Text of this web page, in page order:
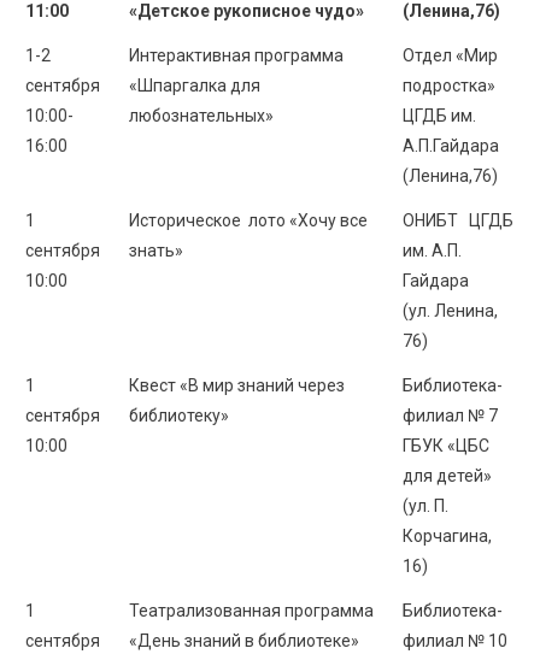
11:00
«Детское рукописное чудо»
(Ленина,76)
1-2
сентября
10:00-
16:00
Интерактивная программа
«Шпаргалка для
любознательных»
Отдел «Мир
подростка»
ЦГДБ им.
А.П.Гайдара
(Ленина,76)
1
сентября
10:00
Историческое лото «Хочу все
знать»
ОНИБТ ЦГДБ
им. А.П.
Гайдара
(ул. Ленина,
76)
1
сентября
10:00
Квест «В мир знаний через
библиотеку»
Библиотека-
филиал № 7
ГБУК «ЦБС
для детей»
(ул. П.
Корчагина,
16)
1
сентября
Театрализованная программа
«День знаний в библиотеке»
Библиотека-
филиал № 10